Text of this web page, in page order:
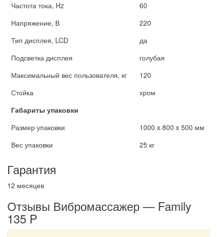
Частота тока, Hz
60
Напряжение, В
220
Тип дисплея, LCD
да
Подсветка дисплея
голубая
Максимальный вес пользователя, кг
120
Стойка
хром
Габариты упаковки
Размер упаковки
1000 x 800 x 500 мм
Вес упаковки
25 кг
Гарантия
12 месяцев
Отзывы Вибромассажер — Family
135 P